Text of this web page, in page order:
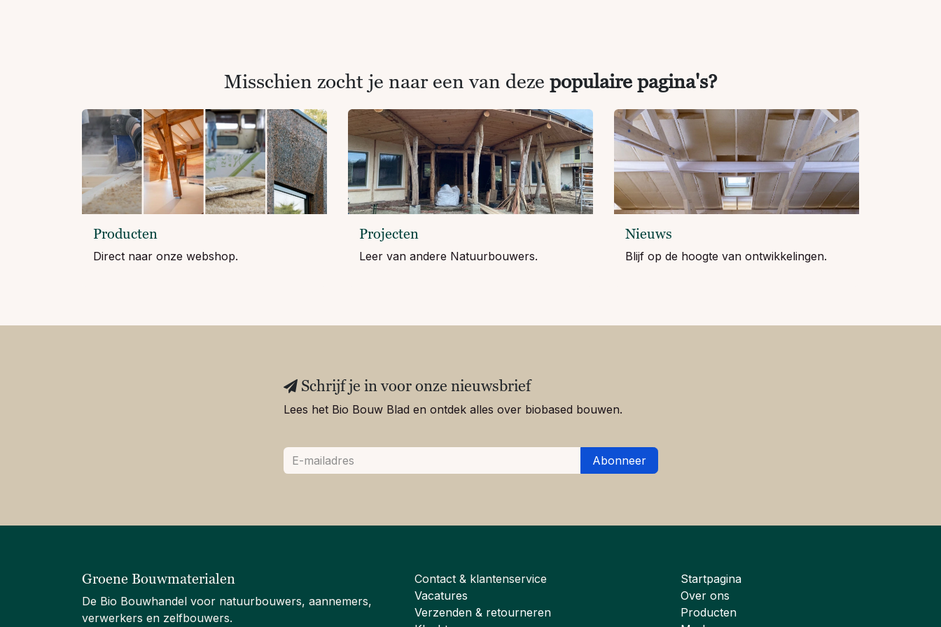
Misschien zocht je naar een van deze populaire pagina's?
Producten
Direct naar onze webshop.
Projecten
Leer van andere Natuurbouwers.
Nieuws
Blijf op de hoogte van ontwikkelingen.
Schrijf je in voor onze nieuwsbrief
Lees het Bio Bouw Blad en ontdek alles over biobased bouwen.
Abonneer
Groene Bouwmaterialen
De Bio Bouwhandel voor natuurbouwers, aannemers,
verwerkers en zelfbouwers.
Contact & klantenservice
Vacatures
Verzenden & retourneren
Startpagina
Over ons
Producten